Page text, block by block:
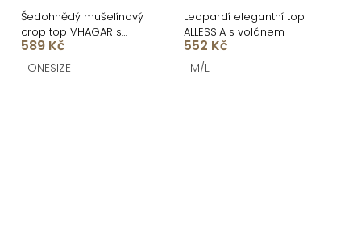
Šedohnědý mušelínový
crop top VHAGAR s
dlouhým rukávem
589 Kč
ONESIZE
Leopardí elegantní top
ALLESSIA s volánem
552 Kč
M/L